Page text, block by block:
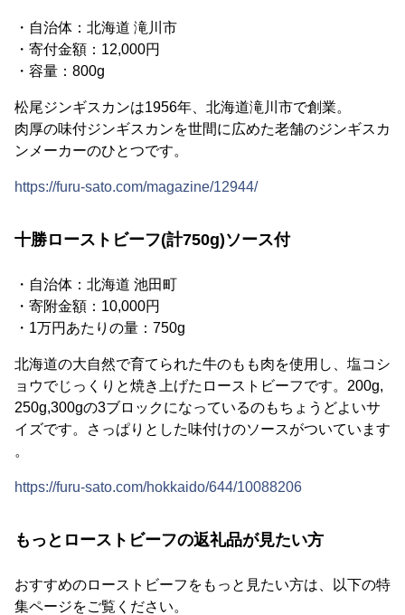
・自治体：北海道 滝川市
・寄付金額：12,000円
・容量：800g
松尾ジンギスカンは1956年、北海道滝川市で創業。
肉厚の味付ジンギスカンを世間に広めた老舗のジンギスカ
ンメーカーのひとつです。
https://furu-sato.com/magazine/12944/
十勝ローストビーフ(計750g)ソース付
・自治体：北海道 池田町
・寄附金額：10,000円
・1万円あたりの量：750g
北海道の大自然で育てられた牛のもも肉を使用し、塩コシ
ョウでじっくりと焼き上げたローストビーフです。200g,
250g,300gの3ブロックになっているのもちょうどよいサ
イズです。さっぱりとした味付けのソースがついています
。
https://furu-sato.com/hokkaido/644/10088206
もっとローストビーフの返礼品が見たい方
おすすめのローストビーフをもっと見たい方は、以下の特
集ページをご覧ください。